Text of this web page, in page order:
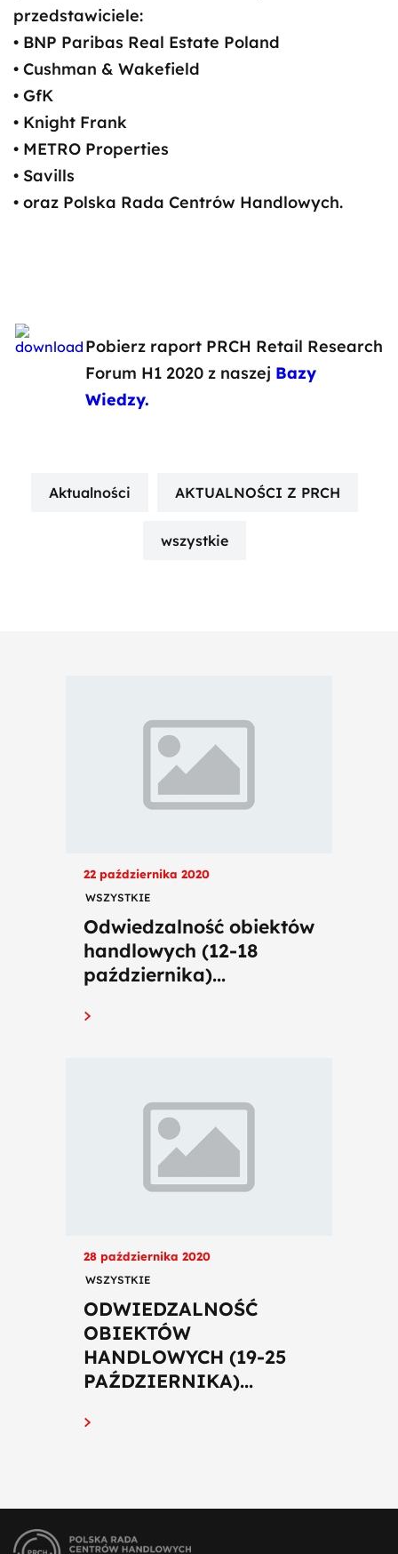
przedstawiciele:
• BNP Paribas Real Estate Poland
• Cushman & Wakefield
• GfK
• Knight Frank
• METRO Properties
• Savills
• oraz Polska Rada Centrów Handlowych.
Pobierz raport PRCH Retail Research
Forum H1 2020 z naszej Bazy
Wiedzy.
Aktualności AKTUALNOŚCI Z PRCH
wszystkie
22 października 2020
WSZYSTKIE
Odwiedzalność obiektów
handlowych (12-18
października)...
28 października 2020
WSZYSTKIE
ODWIEDZALNOŚĆ
OBIEKTÓW
HANDLOWYCH (19-25
PAŹDZIERNIKA)...